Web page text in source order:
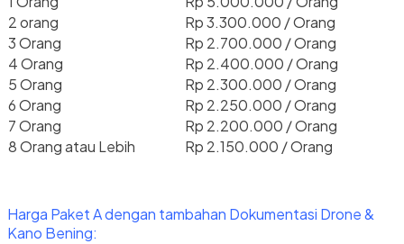
2 orang
Rp 3.300.000 / Orang
3 Orang
Rp 2.700.000 / Orang
4 Orang
Rp 2.400.000 / Orang
5 Orang
Rp 2.300.000 / Orang
6 Orang
Rp 2.250.000 / Orang
7 Orang
Rp 2.200.000 / Orang
8 Orang atau Lebih
Rp 2.150.000 / Orang
Harga Paket A dengan tambahan Dokumentasi Drone &
Kano Bening: